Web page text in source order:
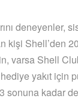
deneyenler,
kişi Shell’den
varsa Shell
yakıt için
sonuna kadar